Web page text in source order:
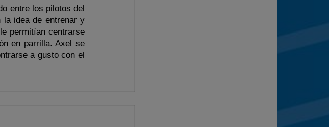
entre los pilotos del
la idea de entrenar y
permitían centrarse
en parrilla. Axel se
a gusto con el